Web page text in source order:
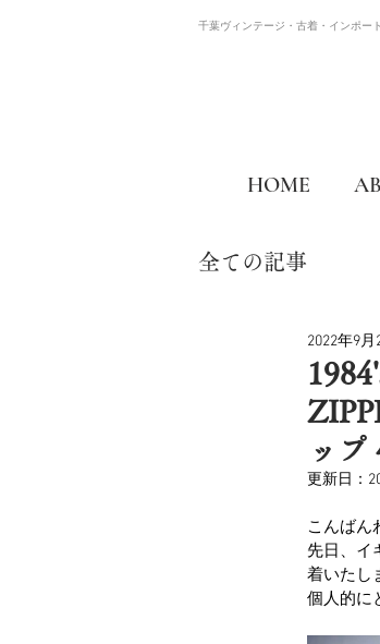
千葉ヴィンテージ・古着・インポー
HOME
全ての記事
ッ
2022年9月
更新日：
こんばん
先日、イ
着いたし
個人的に